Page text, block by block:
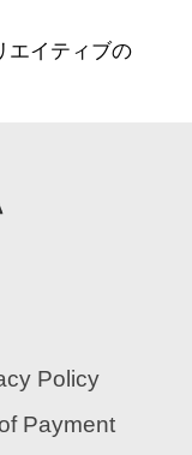
エイティブの
Policy
Payment